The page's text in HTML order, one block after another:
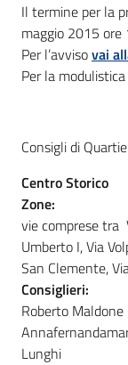
Il termine per la
maggio 2015 ore
Per l’avvisovai
Per la modulistica
Consigli di
Centro Storico
Zone:
vie comprese tra
Umberto I, Via
San Clemente,
Consiglieri:
Roberto
Lunghi